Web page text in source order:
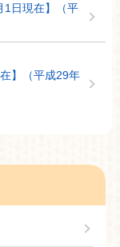
1日現在】（平
】（平成29年